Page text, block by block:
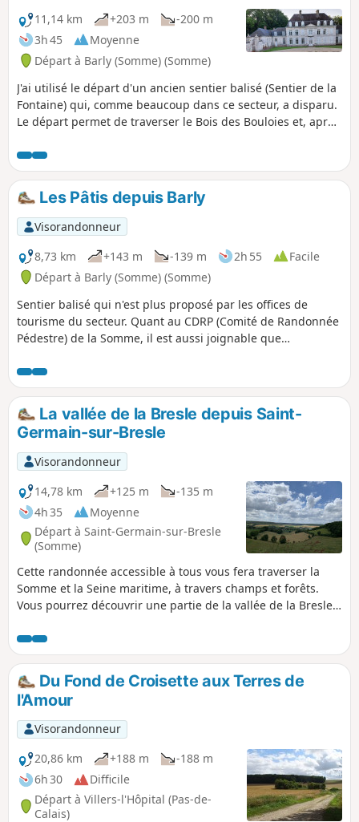
11,14 km
+203 m
-200 m
3h 45
Moyenne
Départ à Barly (Somme) (Somme)
J'ai utilisé le départ d'un ancien sentier balisé (Sentier de la
Fontaine) qui, comme beaucoup dans ce secteur, a disparu.
Le départ permet de traverser le Bois des Bouloies et, après
chemins d'exploitation. Pique-nique possible sur la place.
On peut enchaîner avec la randonnée "Les pâtis au départ
de Barly" pour un total de 20 km.
Les Pâtis depuis Barly
Visorandonneur
8,73 km
+143 m -139 m 2h 55
Facile
Départ à Barly (Somme) (Somme)
Sentier balisé qui n'est plus proposé par les offices de
tourisme du secteur. Quant au CDRP (Comité de Randonnée
Pédestre) de la Somme, il est aussi joignable que
très beaux sentiers : au départ, la montée sur le plateau
puis, à Remaisnil, la descente par le Bois de Courcelles.
La vallée de la Bresle depuis Saint-
Germain-sur-Bresle
Visorandonneur
14,78 km
+125 m
-135 m
4h 35
Moyenne
Départ à Saint-Germain-sur-Bresle
(Somme)
Cette randonnée accessible à tous vous fera traverser la
Somme et la Seine maritime, à travers champs et forêts.
Vous pourrez découvrir une partie de la vallée de la Bresle,
Rouen-sur-Bresle.
Du Fond de Croisette aux Terres de
l'Amour
Visorandonneur
20,86 km
+188 m
-188 m
6h 30
Difficile
Départ à Villers-l'Hôpital (Pas-de-
Calais)